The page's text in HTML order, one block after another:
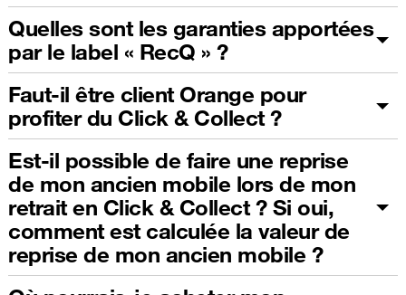
Quelles sont les garanties apportées
par le label « RecQ » ?
Faut-il être client Orange pour
profiter du Click & Collect ?
Est-il possible de faire une reprise
de mon ancien mobile lors de mon
retrait en Click & Collect ? Si oui,
comment est calculée la valeur de
reprise de mon ancien mobile ?